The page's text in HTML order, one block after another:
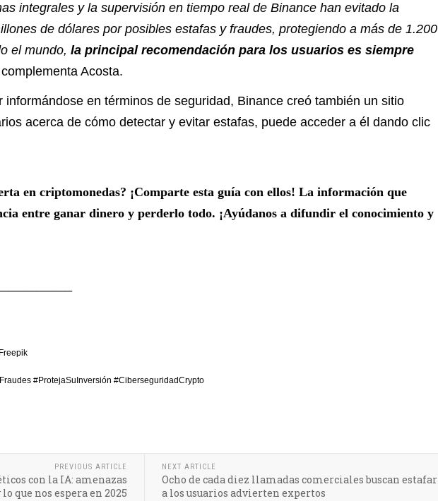
integrales y la supervisión en tiempo real de Binance han evitado la
de dólares por posibles estafas y fraudes, protegiendo a más de 1.200
el mundo, la principal recomendación para los usuarios es siempre
Acosta.
informándose en términos de seguridad, Binance creó también un sitio
acerca de cómo detectar y evitar estafas, puede acceder a él dando clic
en criptomonedas? ¡Comparte esta guía con ellos! La información que
entre ganar dinero y perderlo todo. ¡Ayúdanos a difundir el conocimiento y
#ProtejaSuInversión #CiberseguridadCrypto
PREVIOUS ARTICLE
con la IA: amenazas
que nos espera en 2025
NEXT ARTICLE
Ocho de cada diez llamadas comerciales buscan estafar
a los usuarios advierten expertos